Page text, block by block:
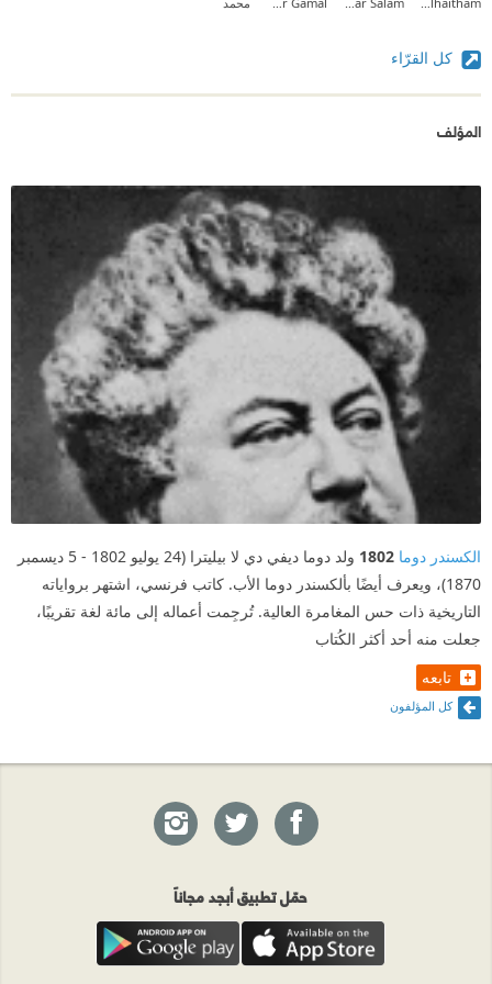
كل القرّاء
المؤلف
الكسندر دوما 1802
ولد دوما ديفي دي لا بيليترا (24 يوليو 1802 - 5 ديسمبر
1870)، ويعرف أيضًا بألكسندر دوما الأب. كاتب فرنسي، اشتهر برواياته
التاريخية ذات حس المغامرة العالية. تُرجِمت أعماله إلى مائة لغة تقريبًا،
جعلت منه أحد أكثر الكُتاب
تابعه
كل المؤلفون
حمّل تطبيق أبجد مجاناً